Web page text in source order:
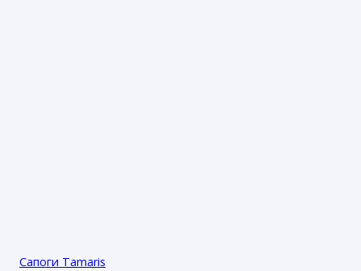
Сапоги Tamaris